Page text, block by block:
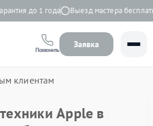
до 1 года Выезд мастера
Позвонить
Заявка
клиентам
Apple в